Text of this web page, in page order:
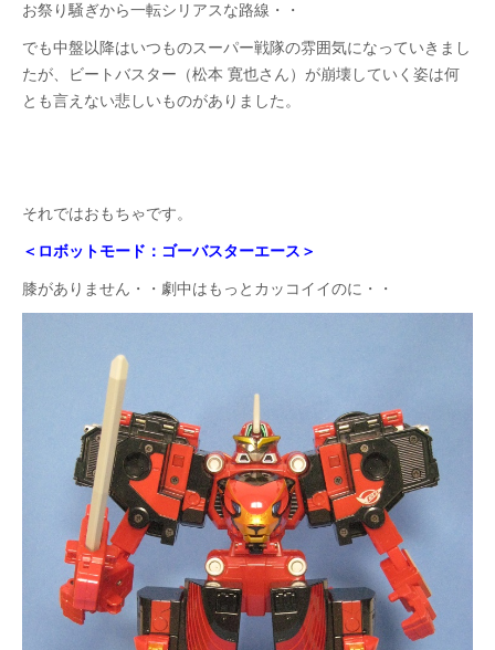
お祭り騒ぎから一転シリアスな路線・・
でも中盤以降はいつものスーパー戦隊の雰囲気になっていきまし
たが、ビートバスター（松本 寛也さん）が崩壊していく姿は何
とも言えない悲しいものがありました。
それではおもちゃです。
＜ロボットモード：ゴーバスターエース＞
膝がありません・・劇中はもっとカッコイイのに・・